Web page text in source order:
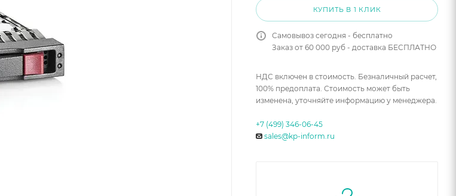
КУПИТЬ В 1 КЛИК
Самовывоз сегодня - бесплатно
Заказ от 60 000 руб - доставка БЕСПЛАТНО
НДС включен в стоимость. Безналичный расчет,
100% предоплата. Стоимость может быть
изменена, уточняйте информацию у менеджера.
+7 (499) 346-06-45
sales@kp-inform.ru